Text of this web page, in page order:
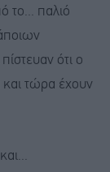
το... παλιό
ότι ο
και τώρα έχουν